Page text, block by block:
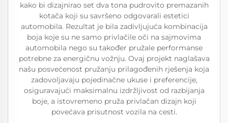
kako bi dizajnirao set dva tona pudrovito premazanih
kotača koji su savršeno odgovarali estetici
automobila. Rezultat je bila zadivljujuća kombinacija
boja koje su ne samo privlačile oči na sajmovima
automobila nego su također pružale performanse
potrebne za energičnu vožnju. Ovaj projekt naglašava
našu posvećenost pružanju prilagođenih rješenja koja
zadovoljavaju pojedinačne ukuse i preferencije,
osiguravajući maksimalnu izdržljivost od razbijanja
boje, a istovremeno pruža privlačan dizajn koji
povećava prisutnost vozila na cesti.